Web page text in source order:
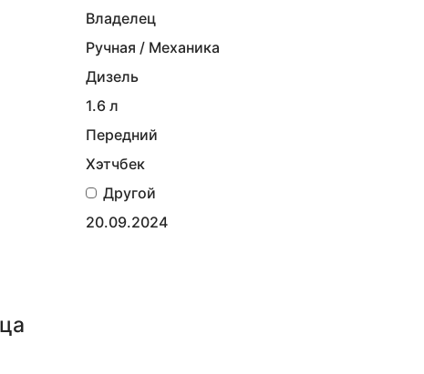
Владелец
Ручная / Механика
Дизель
1.6 л
Передний
Хэтчбек
Другой
20.09.2024